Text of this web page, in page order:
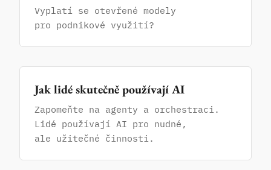
Vyplatí se otevřené modely
pro podnikové využití?
Jak lidé skutečně používají AI
Zapomeňte na agenty a orchestraci.
Lidé používají AI pro nudné,
ale užitečné činnosti.